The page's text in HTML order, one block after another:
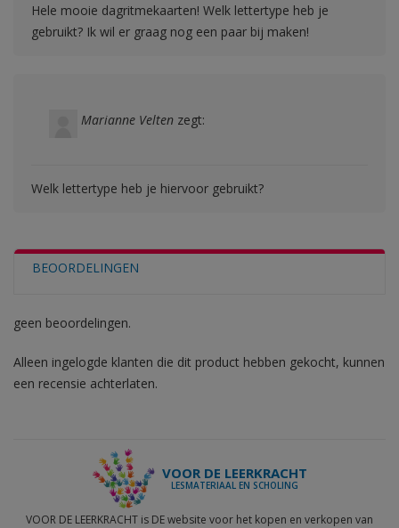
Hele mooie dagritmekaarten! Welk lettertype heb je
gebruikt? Ik wil er graag nog een paar bij maken!
Marianne Velten zegt:
Welk lettertype heb je hiervoor gebruikt?
BEOORDELINGEN
geen beoordelingen.
Alleen ingelogde klanten die dit product hebben gekocht, kunnen
een recensie achterlaten.
VOOR DE LEERKRACHT
LESMATERIAAL EN SCHOLING
VOOR DE LEERKRACHT is DE website voor het kopen en verkopen van